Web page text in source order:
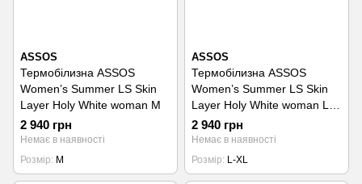
ASSOS
Термобілизна ASSOS
Women’s Summer LS Skin
Layer Holy White woman M
2 940 грн
Немає в наявності
Розмір
M
ASSOS
Термобілизна ASSOS
Women’s Summer LS Skin
Layer Holy White woman L-
XL
2 940 грн
Немає в наявності
Розмір
L-XL